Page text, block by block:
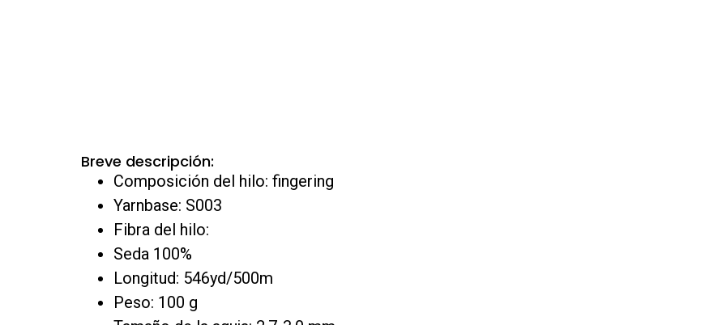
Breve descripción:
Composición del hilo: fingering
Yarnbase: S003
Fibra del hilo:
Seda 100%
Longitud: 546yd/500m
Peso: 100 g